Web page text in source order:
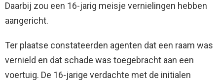
Daarbij zou een 16-jarig meisje vernielingen hebben
aangericht.
Ter plaatse constateerden agenten dat een raam was
vernield en dat schade was toegebracht aan een
voertuig. De 16-jarige verdachte met de initialen